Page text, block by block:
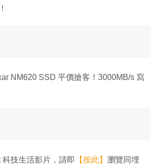
NM620 SSD 平價搶客！3000MB/s 寫
技生活影片，請即 【按此】 瀏覽同埋